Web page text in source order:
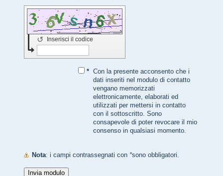
Inserisci il codice
↺
* Con la presente acconsento che i
dati inseriti nel modulo di contatto
vengano memorizzati
elettronicamente, elaborati ed
utilizzati per mettersi in contatto
con il sottoscritto. Sono
consapevole di poter revocare il mio
consenso in qualsiasi momento.
Nota : i campi contrassegnati con *sono obbligatori.